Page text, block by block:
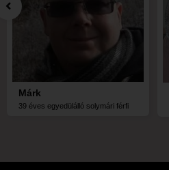
Márk
39 éves egyedülálló solymári férfi